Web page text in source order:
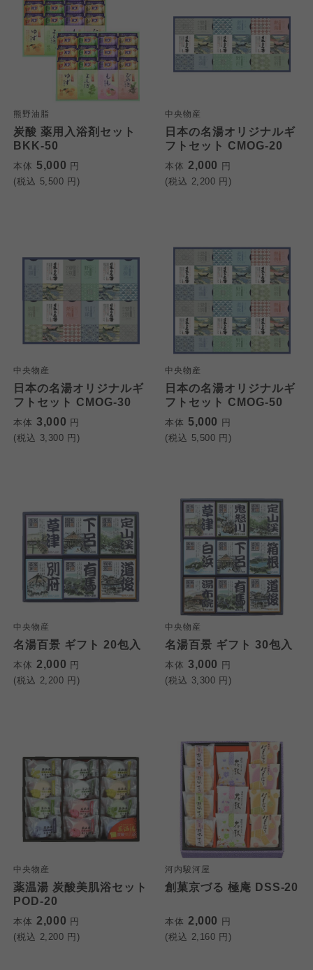
熊野油脂
炭酸 薬用入浴剤セット
BKK-50
本体 5,000 円
(税込 5,500 円)
中央物産
日本の名湯オリジナルギ
フトセット CMOG-20
本体 2,000 円
(税込 2,200 円)
中央物産
日本の名湯オリジナルギ
フトセット CMOG-30
本体 3,000 円
(税込 3,300 円)
中央物産
日本の名湯オリジナルギ
フトセット CMOG-50
本体 5,000 円
(税込 5,500 円)
中央物産
名湯百景 ギフト 20包入
本体 2,000 円
(税込 2,200 円)
中央物産
名湯百景 ギフト 30包入
本体 3,000 円
(税込 3,300 円)
中央物産
薬温湯 炭酸美肌浴セット
POD-20
本体 2,000 円
(税込 2,200 円)
河内駿河屋
創菓京づる 極庵 DSS-20
本体 2,000 円
(税込 2,160 円)